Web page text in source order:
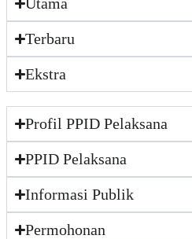
Terbaru
Ekstra
Profil PPID Pelaksana
PPID Pelaksana
Informasi Publik
Permohonan